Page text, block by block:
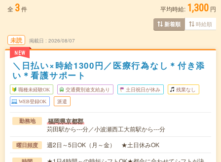
全 3件 平均時給: 1,300 円
新着順 時給順
未読
NEW
掲載日 2026/08/07
＼日払い×時給1300円／医療行為なし＊付き添
い＊看護サポート
職種未経験OK 交通費別途支給あり 土日祝日が休み 残業なし
WEB登録OK 派遣
勤務地 福岡県京都郡
苅田駅から---分／小波瀬西工大前駅から---分
曜日頻度 週2日～5日OK（月～金） ★土日休みOK